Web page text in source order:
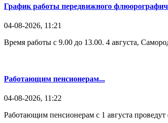
График работы передвижного
04-08-2026, 11:21
Время работы с 9.00 до 13.00. 4 августа,
Работающим пенсионерам...
04-08-2026, 11:22
Работающим пенсионерам с 1 августа